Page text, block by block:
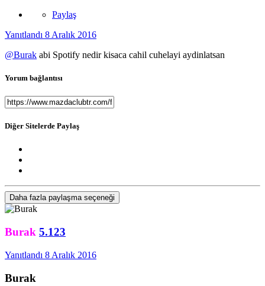
Paylaş
Yanıtlandı 8 Aralık 2016
@Burak abi Spotify nedir kisaca cahil cuhelayi aydinlatsan
Yorum bağlantısı
Diğer Sitelerde Paylaş
Daha fazla paylaşma seçeneği
Burak 5.123
Yanıtlandı 8 Aralık 2016
Burak